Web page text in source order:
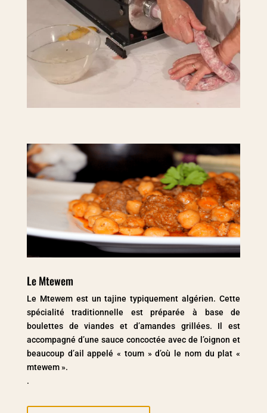
Le Mtewem
Le Mtewem est un tajine typiquement algérien. Cette
spécialité traditionnelle est préparée à base de
boulettes de viandes et d’amandes grillées. Il est
accompagné d’une sauce concoctée avec de l’oignon et
beaucoup d’ail appelé « toum » d’où le nom du plat «
mtewem ».
.